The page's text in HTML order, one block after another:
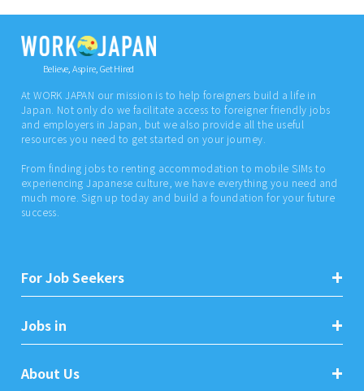
Believe, Aspire, Get Hired
At WORK JAPAN our mission is to help foreigners build a life in
Japan. Not only do we facilitate access to foreigner friendly jobs
and employers in Japan, but we also provide all the useful
resources you need to get started on your journey.
From finding jobs to renting accommodation to mobile SIMs to
experiencing Japanese culture, we have everything you need and
much more. Sign up today and build a foundation for your future
success.
For Job Seekers
Jobs in
About Us